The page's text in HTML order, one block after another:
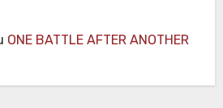
ONE BATTLE AFTER ANOTHER